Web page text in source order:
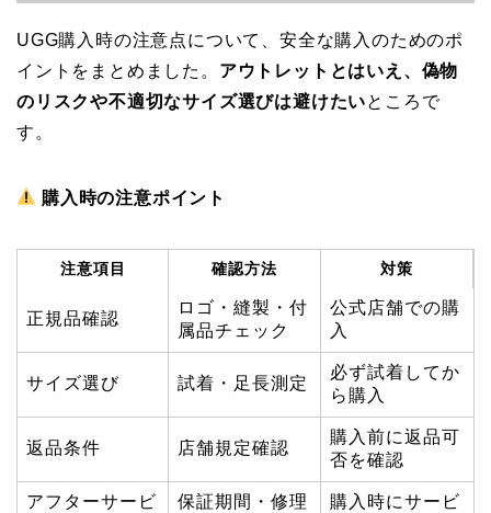
UGG購入時の注意点について、安全な購入のためのポ
イントをまとめました。 アウトレットとはいえ、偽物
のリスクや不適切なサイズ選びは避けたいところで
す。
購入時の注意ポイント
注意項目 確認方法 対策
正規品確認
ロゴ・縫製・付
属品チェック
公式店舗での購
入
サイズ選び 試着・足長測定
必ず試着してか
ら購入
返品条件 店舗規定確認
購入前に返品可
否を確認
アフターサービ
保証期間・修理
購入時にサービ